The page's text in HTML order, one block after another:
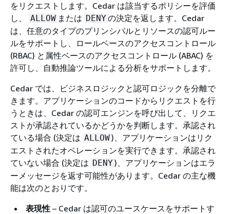
をリクエストします。Cedar は該当するポリシーを評価
し、
ALLOW または DENYの決定を返します。Cedar
は、任意のタイプのプリンシパルとリソースの認可ルー
ルをサポートし、ロールベースのアクセスコントロール
(RBAC) と属性ベースのアクセスコントロール (ABAC) を
許可し、自動推論ツールによる分析をサポートします。
Cedar では、ビジネスロジックと認可ロジックを分離で
きます。アプリケーションのコードからリクエストを行
うときは、Cedar の認可エンジンを呼び出して、リクエ
ストが承認されているかどうかを判断します。承認され
ている場合 (決定は ALLOW)、アプリケーションはリク
エストされたオペレーションを実行できます。承認され
ていない場合 (決定は DENY)、アプリケーションはエラ
ーメッセージを返す可能性があります。Cedar の主な機
能は次のとおりです。
表現性 – Cedar は認可のユースケースをサポートす